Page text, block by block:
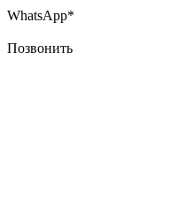
WhatsApp*
Позвонить